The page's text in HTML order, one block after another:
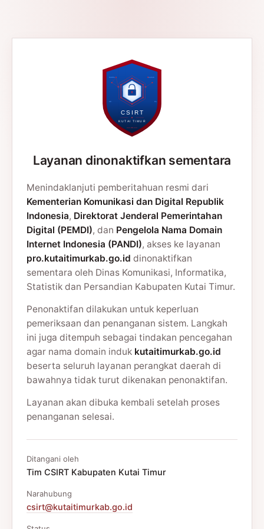
Layanan dinonaktifkan sementara
Menindaklanjuti pemberitahuan resmi dari
Kementerian Komunikasi dan Digital Republik
Indonesia, Direktorat Jenderal Pemerintahan
Digital (PEMDI), dan Pengelola Nama Domain
Internet Indonesia (PANDI), akses ke layanan
pro.kutaitimurkab.go.id dinonaktifkan
sementara oleh Dinas Komunikasi, Informatika,
Statistik dan Persandian Kabupaten Kutai Timur.
Penonaktifan dilakukan untuk keperluan
pemeriksaan dan penanganan sistem. Langkah
ini juga ditempuh sebagai tindakan pencegahan
agar nama domain induk kutaitimurkab.go.id
beserta seluruh layanan perangkat daerah di
bawahnya tidak turut dikenakan penonaktifan.
Layanan akan dibuka kembali setelah proses
penanganan selesai.
Ditangani oleh
Tim CSIRT Kabupaten Kutai Timur
Narahubung
csirt@kutaitimurkab.go.id